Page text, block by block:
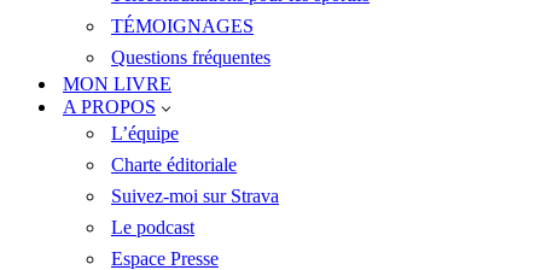
TÉMOIGNAGES
Questions fréquentes
MON LIVRE
A PROPOS
L’équipe
Charte éditoriale
Suivez-moi sur Strava
Le podcast
Espace Presse